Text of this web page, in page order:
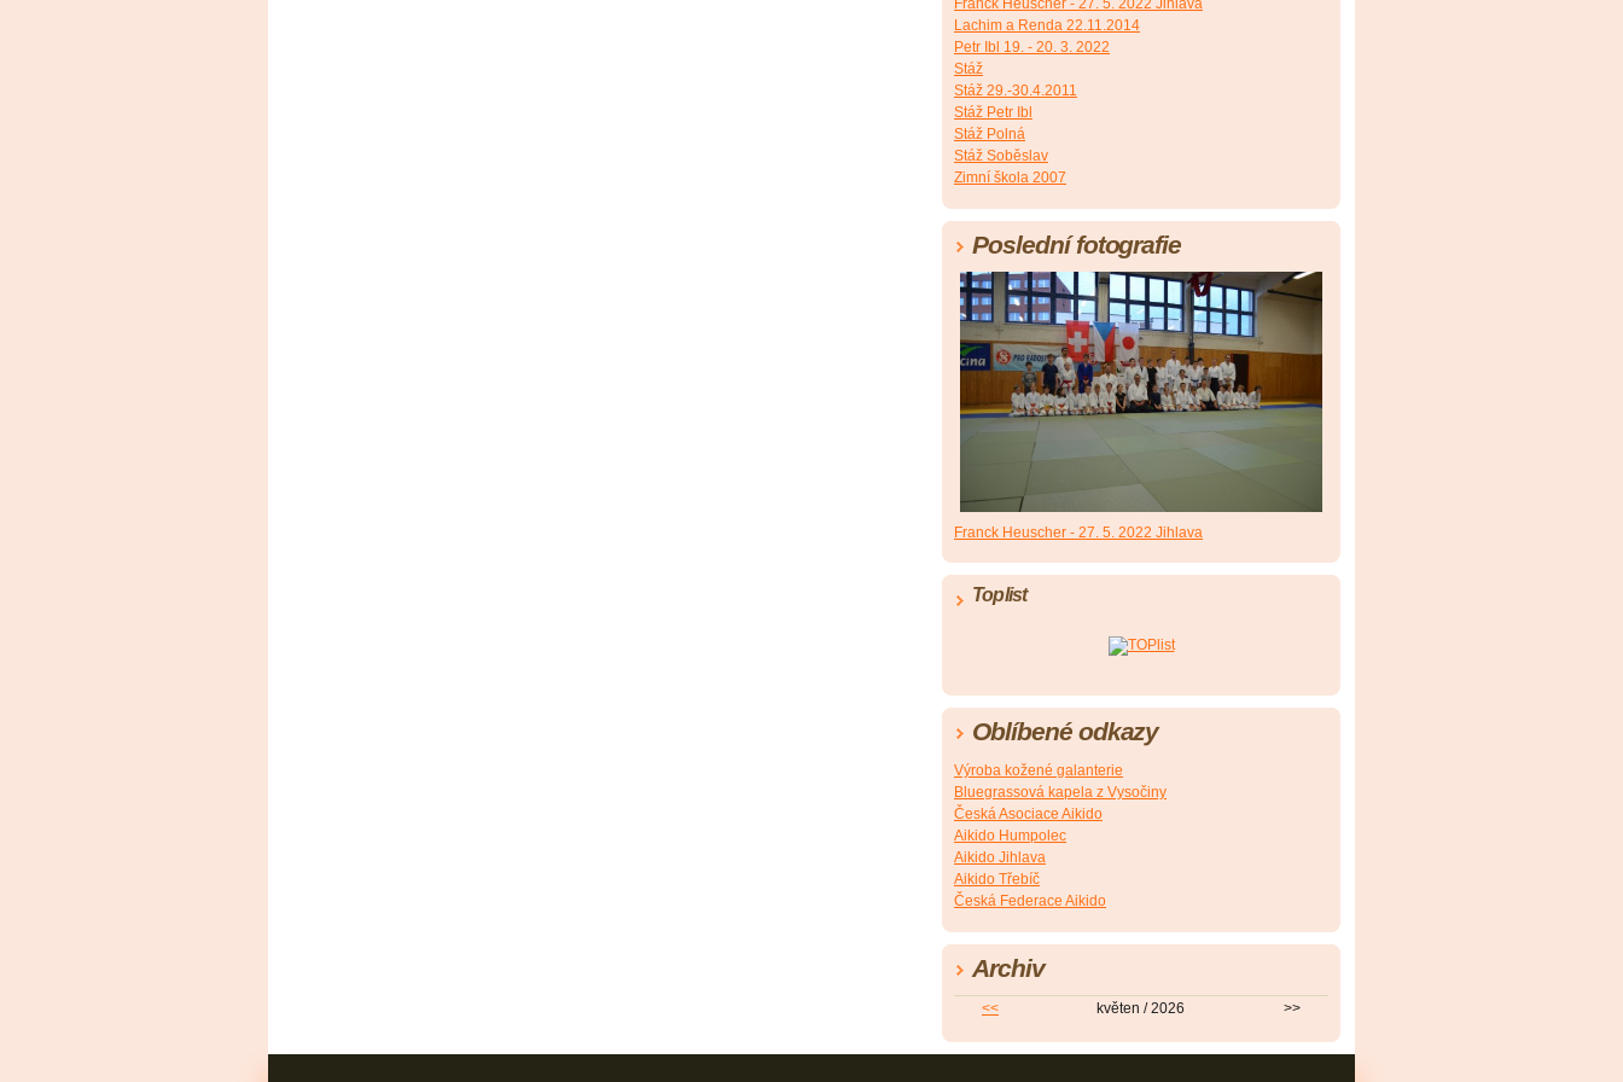
Franck Heuscher - 27. 5. 2022 Jihlava
Lachim a Renda 22.11.2014
Petr Ibl 19. - 20. 3. 2022
Stáž
Stáž 29.-30.4.2011
Stáž Petr Ibl
Stáž Polná
Stáž Soběslav
Zimní škola 2007
Poslední fotografie
Franck Heuscher - 27. 5. 2022 Jihlava
Toplist
Oblíbené odkazy
Výroba kožené galanterie
Bluegrassová kapela z Vysočiny
Česká Asociace Aikido
Aikido Humpolec
Aikido Jihlava
Aikido Třebíč
Česká Federace Aikido
Archiv
<< květen / 2026 >>